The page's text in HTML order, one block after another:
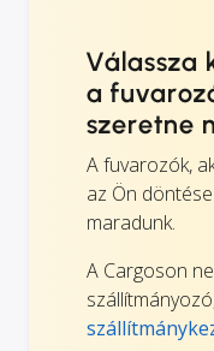
Válassza
a
szeretne
A fuvarozók,
az Ön
maradunk.
A Cargoson